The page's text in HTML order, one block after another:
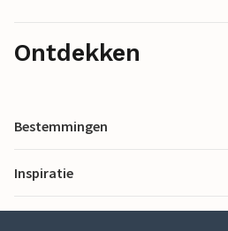
Ontdekken
Bestemmingen
Inspiratie